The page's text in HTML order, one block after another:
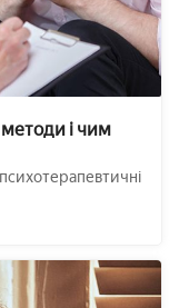
методи і чим